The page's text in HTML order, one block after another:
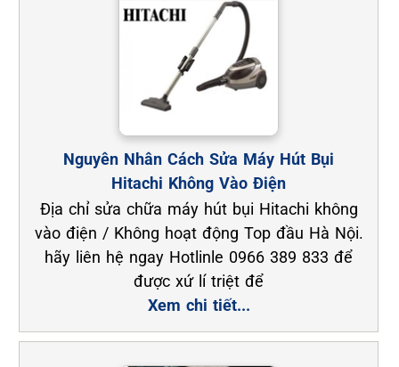
Nguyên Nhân Cách Sửa Máy Hút Bụi
Hitachi Không Vào Điện
Địa chỉ sửa chữa máy hút bụi Hitachi không
vào điện / Không hoạt động Top đầu Hà Nội.
hãy liên hệ ngay Hotlinle 0966 389 833 để
được xứ lí triệt để
Xem chi tiết...